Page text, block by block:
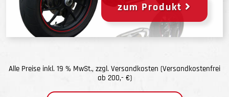
zum Produkt
Alle Preise inkl. 19 % MwSt., zzgl. Versandkosten (Versandkostenfrei
ab 200,- €)